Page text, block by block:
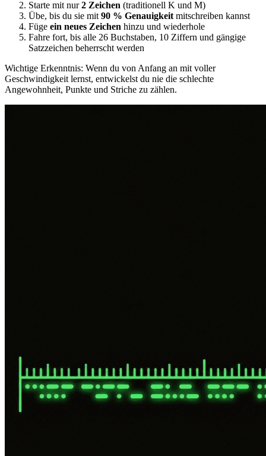
Starte mit nur2 Zeichen (traditionell K und M)
Übe, bis du sie mit 90 % Genauigkeit mitschreiben kannst
Füge ein neues Zeichen hinzu und wiederhole
Fahre fort, bis alle 26 Buchstaben, 10 Ziffern und gängige
Satzzeichen beherrscht werden
Wichtige Erkenntnis: Wenn du von Anfang an mit voller
Geschwindigkeit lernst, entwickelst du nie die schlechte
Angewohnheit, Punkte und Striche zu zählen.